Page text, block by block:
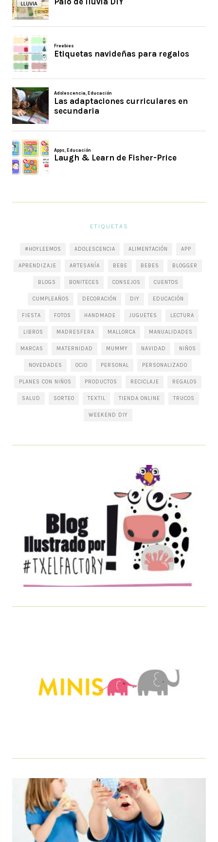
ETIQUETAS
#HOYLEEMOS ADOLESCENCIA ALIMENTACIÓN APP
APRENDIZAJE ARTESANÍA BEBE BEBES BLOGGER
BLOGS BONITECES CONSEJOS CUENTOS
CUMPLEAÑOS DECORACIÓN DIY EDUCACIÓN
FIESTA FOTOS HANDMADE JUGUETES LECTURA
LIBROS MADRESFERA MALLORCA MANUALIDADES
MARCAS MATERNIDAD MUMMY NAVIDAD NIÑOS
NOVEDADES OCIO PERSONAL PERSONALIZADO
PLANES CON NIÑOS PRODUCTOS RECICLAJE REGALOS
SALUD SORTEO TEXTIL TIENDA ONLINE TRUCOS
WEEKEND DIY